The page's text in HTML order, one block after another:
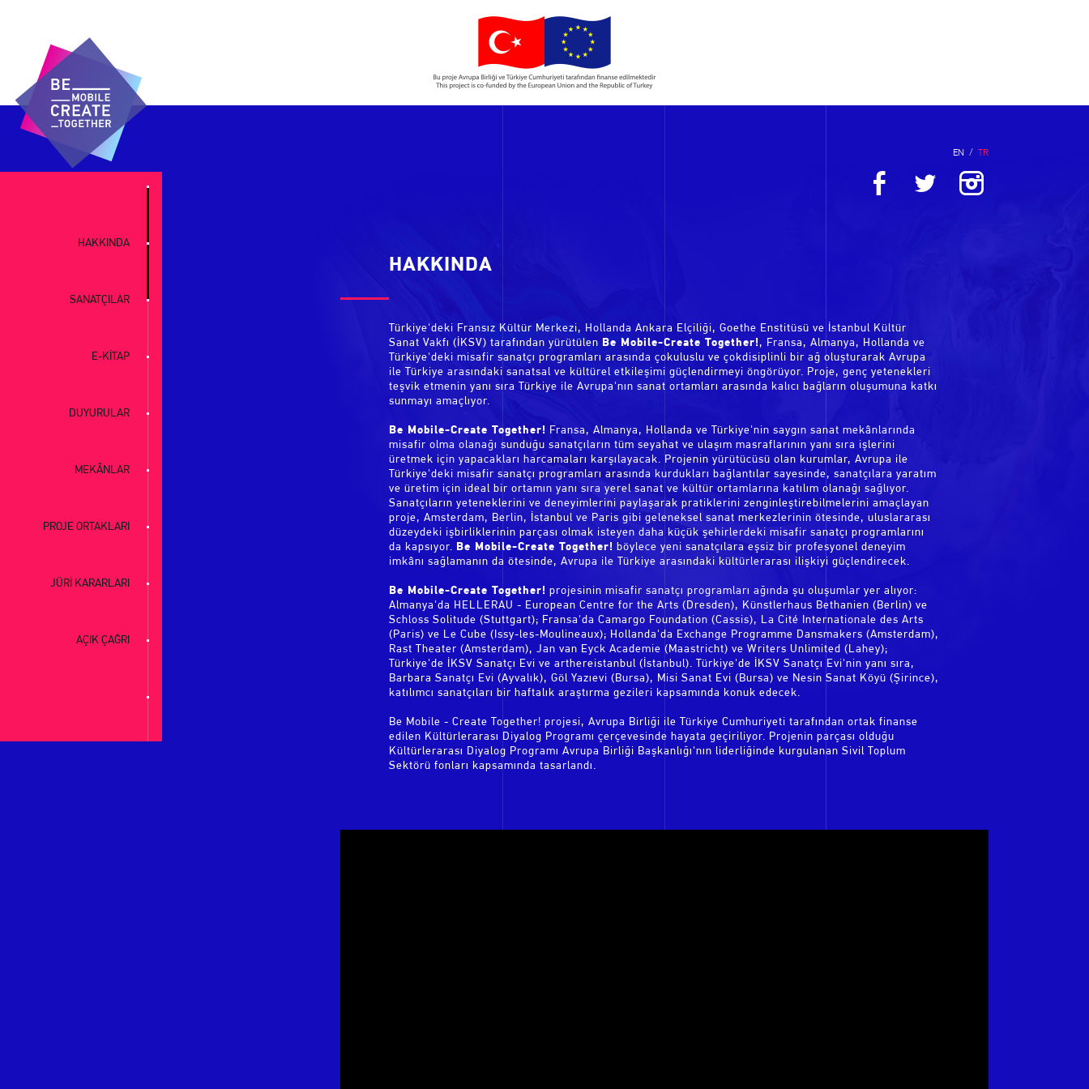
HAKKINDA
SANATÇILAR
E-KİTAP
DUYURULAR
MEKÂNLAR
PROJE ORTAKLARI
JÜRİ KARARLARI
AÇIK ÇAĞRI
EN / TR
HAKKINDA
Türkiye'deki Fransız Kültür Merkezi, Hollanda Ankara Elçiliği, Goethe Enstitüsü ve İstanbul Kültür
Sanat Vakfı (İKSV) tarafından yürütülen Be Mobile-Create Together! , Fransa, Almanya, Hollanda ve
Türkiye'deki misafir sanatçı programları arasında çokuluslu ve çokdisiplinli bir ağ oluşturarak Avrupa
ile Türkiye arasındaki sanatsal ve kültürel etkileşimi güçlendirmeyi öngörüyor. Proje, genç yetenekleri
teşvik etmenin yanı sıra Türkiye ile Avrupa'nın sanat ortamları arasında kalıcı bağların oluşumuna katkı
sunmayı amaçlıyor.
Be Mobile-Create Together! Fransa, Almanya, Hollanda ve Türkiye'nin saygın sanat mekânlarında
misafir olma olanağı sunduğu sanatçıların tüm seyahat ve ulaşım masraflarının yanı sıra işlerini
üretmek için yapacakları harcamaları karşılayacak. Projenin yürütücüsü olan kurumlar, Avrupa ile
Türkiye'deki misafir sanatçı programları arasında kurdukları bağlantılar sayesinde, sanatçılara yaratım
ve üretim için ideal bir ortamın yanı sıra yerel sanat ve kültür ortamlarına katılım olanağı sağlıyor.
Sanatçıların yeteneklerini ve deneyimlerini paylaşarak pratiklerini zenginleştirebilmelerini amaçlayan
proje, Amsterdam, Berlin, İstanbul ve Paris gibi geleneksel sanat merkezlerinin ötesinde, uluslararası
düzeydeki işbirliklerinin parçası olmak isteyen daha küçük şehirlerdeki misafir sanatçı programlarını
da kapsıyor. Be Mobile-Create Together! böylece yeni sanatçılara eşsiz bir profesyonel deneyim
imkânı sağlamanın da ötesinde, Avrupa ile Türkiye arasındaki kültürlerarası ilişkiyi güçlendirecek.
Be Mobile-Create Together! projesinin misafir sanatçı programları ağında şu oluşumlar yer alıyor:
Almanya'da HELLERAU - European Centre for the Arts (Dresden), Künstlerhaus Bethanien (Berlin) ve
Schloss Solitude (Stuttgart); Fransa'da Camargo Foundation (Cassis), La Cité Internationale des Arts
(Paris) ve Le Cube (Issy-les-Moulineaux); Hollanda'da Exchange Programme Dansmakers (Amsterdam),
Rast Theater (Amsterdam), Jan van Eyck Academie (Maastricht) ve Writers Unlimited (Lahey);
Türkiye'de İKSV Sanatçı Evi ve arthereistanbul (İstanbul). Türkiye'de İKSV Sanatçı Evi'nin yanı sıra,
Barbara Sanatçı Evi (Ayvalık), Göl Yazıevi (Bursa), Misi Sanat Evi (Bursa) ve Nesin Sanat Köyü (Şirince),
katılımcı sanatçıları bir haftalık araştırma gezileri kapsamında konuk edecek.
Be Mobile - Create Together! projesi, Avrupa Birliği ile Türkiye Cumhuriyeti tarafından ortak finanse
edilen Kültürlerarası Diyalog Programı çerçevesinde hayata geçiriliyor. Projenin parçası olduğu
Kültürlerarası Diyalog Programı Avrupa Birliği Başkanlığı'nın liderliğinde kurgulanan Sivil Toplum
Sektörü fonları kapsamında tasarlandı.